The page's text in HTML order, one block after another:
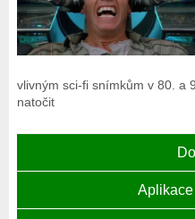
vlivným sci-fi snímkům v 80. a
natočit